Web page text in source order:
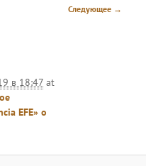
Навигация
Следующее →
в 18:47 at
EFE» о